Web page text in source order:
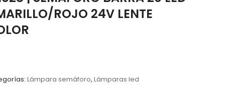
ROJO 24V LENTE
Lámpara semáforo, Lámparas led